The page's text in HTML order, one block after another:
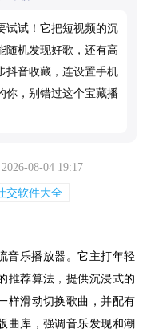
试试！它把短视频的沉
随机发现好歌，还有高
抖音收藏，连设置手机
你，别错过这个宝藏播
08-04 19:17
交软件大全
音乐播放器。它主打年轻
推荐算法，提供沉浸式的
样滑动切换歌曲，并配有
曲库，强调音乐发现和潮